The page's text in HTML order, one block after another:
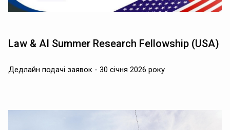
Law & AI Summer Research Fellowship (USA)
Дедлайн подачі заявок - 30 січня 2026 року